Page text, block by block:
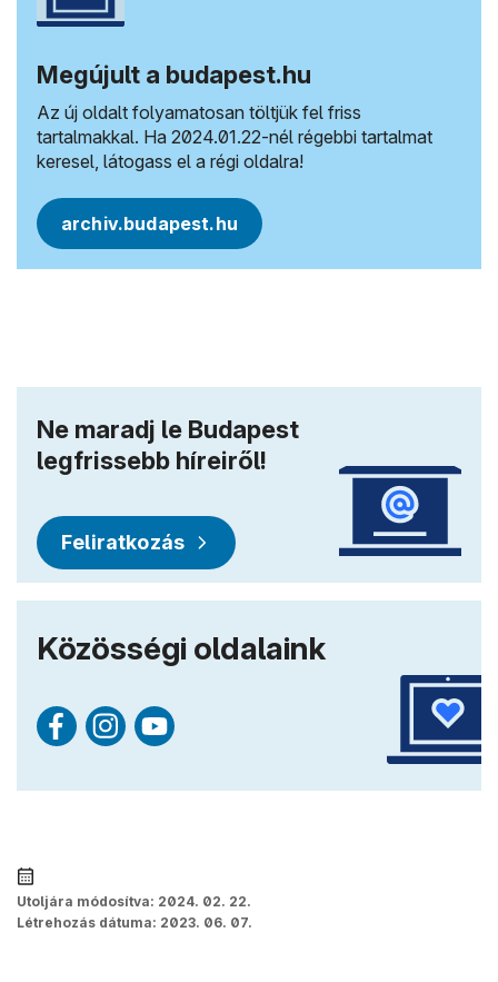
Megújult a budapest.hu
Az új oldalt folyamatosan töltjük fel friss
tartalmakkal. Ha 2024.01.22-nél régebbi tartalmat
keresel, látogass el a régi oldalra!
archiv.budapest.hu
Ne maradj le Budapest
legfrissebb híreiről!
Feliratkozás
Közösségi oldalaink
Utoljára módosítva: 2024. 02. 22.
Létrehozás dátuma: 2023. 06. 07.